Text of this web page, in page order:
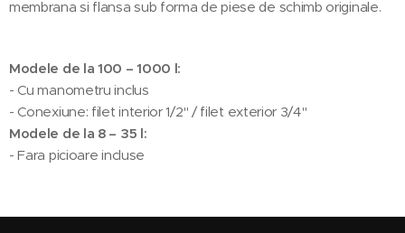
membrana si flansa sub forma de piese de schimb originale.
Modele de la 100 – 1000 l:
- Cu manometru inclus
- Conexiune: filet interior 1/2" / filet exterior 3/4"
Modele de la 8 – 35 l:
- Fara picioare incluse